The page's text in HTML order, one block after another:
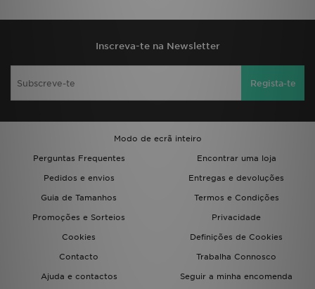
Inscreva-te na Newsletter
Regista-te
Modo de ecrã inteiro
Perguntas Frequentes
Encontrar uma loja
Pedidos e envios
Entregas e devoluções
Guia de Tamanhos
Termos e Condições
Promoções e Sorteios
Privacidade
Cookies
Definições de Cookies
Contacto
Trabalha Connosco
Ajuda e contactos
Seguir a minha encomenda